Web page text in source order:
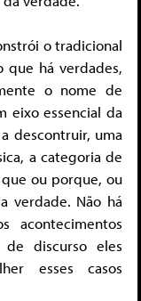
o tradicional
que há verdades,
o nome de
eixo essencial da
descontruir, uma
a categoria de
ou porque, ou
verdade. Não há
acontecimentos
discurso eles
esses casos